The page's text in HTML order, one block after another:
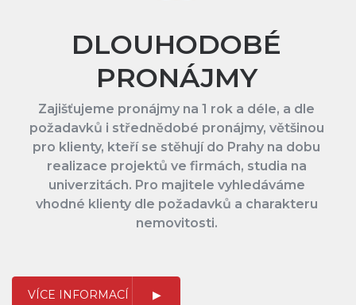
DLOUHODOBÉ
PRONÁJMY
Zajišťujeme pronájmy na 1 rok a déle, a dle
požadavků i střednědobé pronájmy, většinou
pro klienty, kteří se stěhují do Prahy na dobu
realizace projektů ve firmách, studia na
univerzitách. Pro majitele vyhledáváme
vhodné klienty dle požadavků a charakteru
nemovitosti.
VÍCE INFORMACÍ